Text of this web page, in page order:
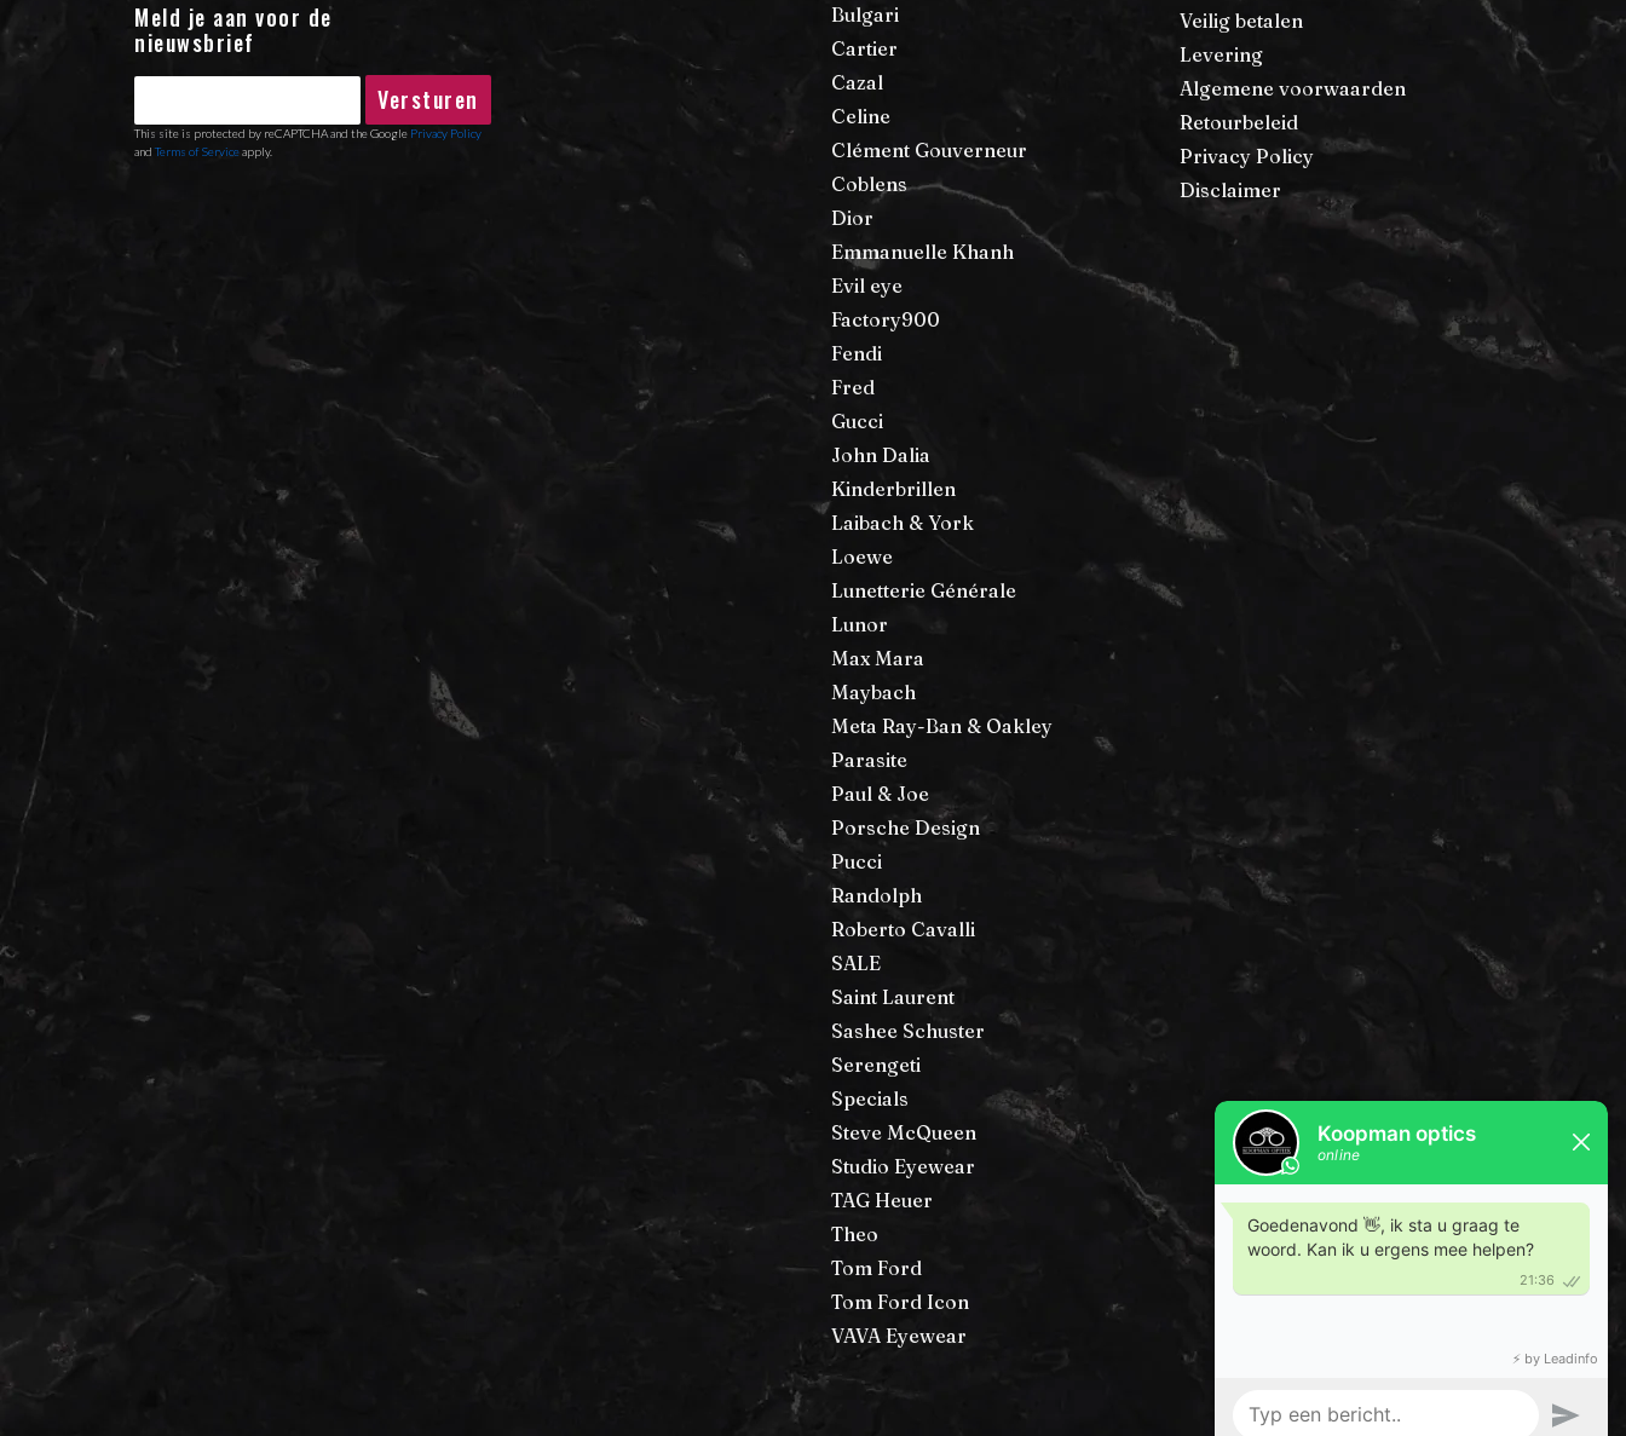
Meld je aan voor de
nieuwsbrief
Versturen
This site is protected by reCAPTCHA and the Google Privacy Policy
andTerms of Serviceapply.
Bulgari
Cartier
Cazal
Celine
Clément Gouverneur
Coblens
Dior
Emmanuelle Khanh
Evil eye
Factory900
Fendi
Fred
Gucci
John Dalia
Kinderbrillen
Laibach & York
Loewe
Lunetterie Générale
Lunor
Max Mara
Maybach
Meta Ray-Ban & Oakley
Parasite
Paul & Joe
Porsche Design
Pucci
Randolph
Roberto Cavalli
SALE
Saint Laurent
Sashee Schuster
Serengeti
Specials
Steve McQueen
Studio Eyewear
TAG Heuer
Theo
Tom Ford
Tom Ford Icon
VAVA Eyewear
Veilig betalen
Levering
Algemene voorwaarden
Retourbeleid
Privacy Policy
Disclaimer